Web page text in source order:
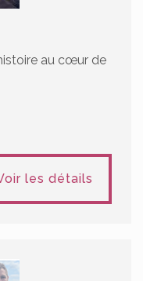
au cœur de
les détails